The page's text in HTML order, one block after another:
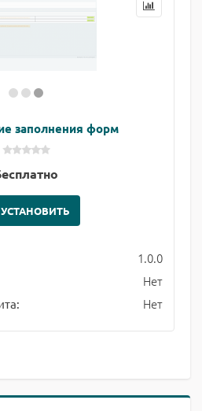
заполнения форм
УСТАНОВИТЬ
1.0.0
Нет
Нет